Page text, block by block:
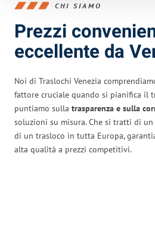
CHI SIAMO
Prezzi
eccellente da
Noi di Traslochi Venezia
fattore cruciale quando si pianifica il
puntiamo sulla trasparenza e sulla
soluzioni su misura. Che si tratti di un
di un trasloco in tutta Europa,
alta qualità a prezzi competitivi.